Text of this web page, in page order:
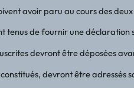
avoir paru au cours des
tenus de fournir une
devront être déposées
devront être adressés